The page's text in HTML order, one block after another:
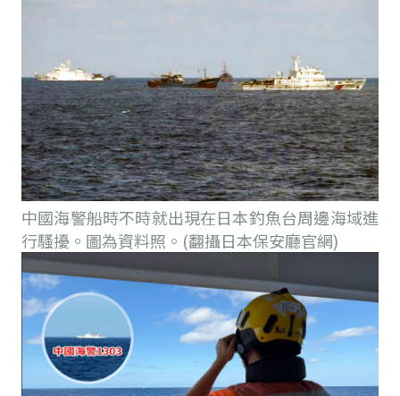
中國海警船時不時就出現在日本釣魚台周邊海域進
行騷擾。圖為資料照。(翻攝日本保安廳官網)